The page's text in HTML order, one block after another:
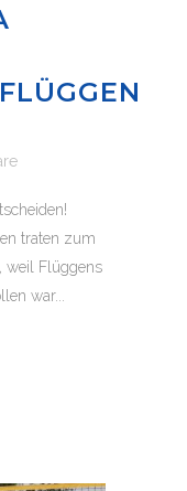
traten zum
weil Flüggens
war...